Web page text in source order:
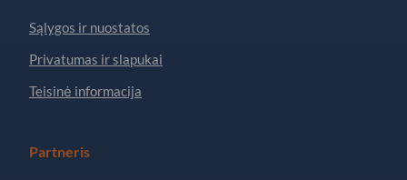
Sąlygos ir nuostatos
Privatumas ir slapukai
Teisinė informacija
Partneris